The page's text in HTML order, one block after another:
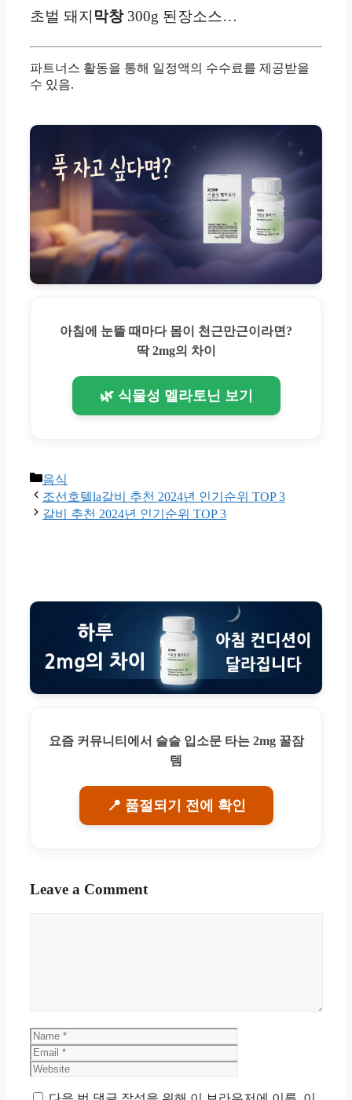
초벌 돼지 막창300g 된장소스…
파트너스 활동을 통해 일정액의 수수료를 제공받을
수 있음.
아침에 눈뜰 때마다 몸이 천근만근이라면?
딱 2mg의 차이
🌿 식물성 멜라토닌 보기
Categories
음식
조선호텔la갈비 추천 2024년 인기순위 TOP 3
갈비 추천 2024년 인기순위 TOP 3
요즘 커뮤니티에서 슬슬 입소문 타는 2mg 꿀잠
템
📍 품절되기 전에 확인
Leave a Comment
Name